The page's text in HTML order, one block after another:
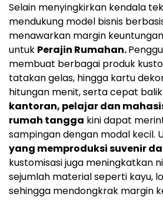
Selain menyingkirkan kendala
mendukung model bisnis
menawarkan margin
untuk Perajin Rumahan.
membuat berbagai produk
tatakan gelas, hingga kartu
hitungan menit, serta cepat
kantoran, pelajar dan
rumah tangga kini dapat
sampingan dengan modal kecil.
yang memproduksi suvenir
kustomisasi juga meningkatkan
sejumlah material seperti kayu,
sehingga mendongkrak margin